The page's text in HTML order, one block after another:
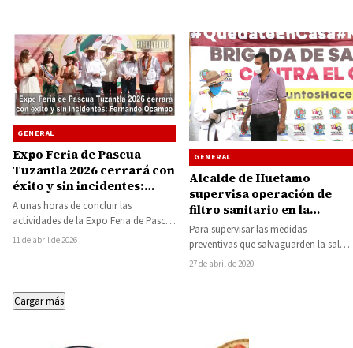
GENERAL
Expo Feria de Pascua
Tuzantla 2026 cerrará con
éxito y sin incidentes:
Fernando Ocampo
A unas horas de concluir las
actividades de la Expo Feria de Pascua
Tuzantla 2026, el presidente
11 de abril de 2026
GENERAL
Alcalde de Huetamo
supervisa operación de
filtro sanitario en la
carretera a Morelia
Para supervisar las medidas
preventivas que salvaguarden la salud
de la población del municipio de
27 de abril de 2020
Cargar más